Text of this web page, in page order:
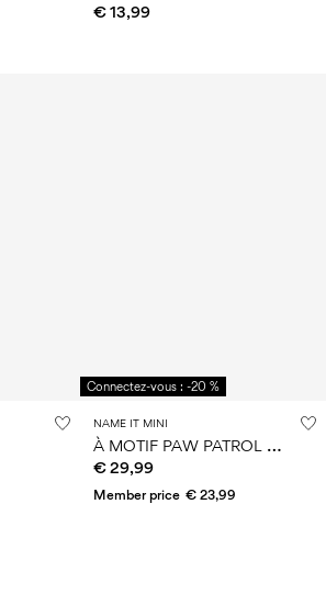
€ 13,99
Connectez-vous : -20 %
NAME IT MINI
À
MOTIF PAW PATROL PYJAMA
€ 29,99
Member price € 23,99